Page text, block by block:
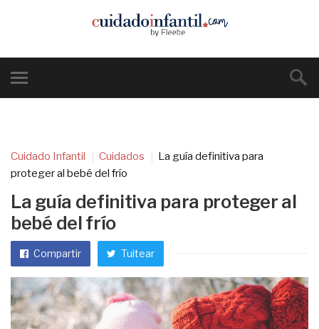
Cuidado Infantil Cuidados
La guía definitiva para
proteger al bebé del frío
La guía definitiva para proteger al
bebé del frío
Compartir Tuitear